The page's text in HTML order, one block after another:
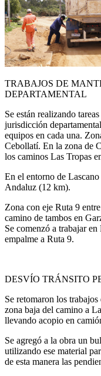
TRABAJOS DE
DEPARTAMENTAL
Se están realizando
jurisdicción
equipos en cada una.
Cebollatí. En la zona de
los caminos Las Tropas
En el entorno de
Andaluz (12 km).
Zona con eje Ruta 9
camino de tambos en
Se comenzó a trabajar
empalme a Ruta 9.
DESVÍO TRÁNSITO
Se retomaron los
zona baja del camino a
llevando acopio en
Se agregó a la obra un
utilizando ese material
de esta manera las